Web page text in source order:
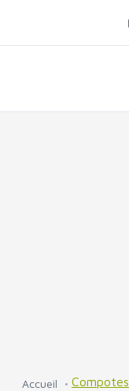
Accueil Compotes